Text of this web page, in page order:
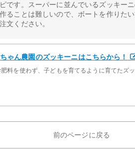
です。スーパーに並んでいるズッキー
ることは難しいので、ボートを作りた
文ください。
ゃん農園のズッキーニはこちらから！
料を使わず、子どもを育てるように育てたズ
前のページに戻る